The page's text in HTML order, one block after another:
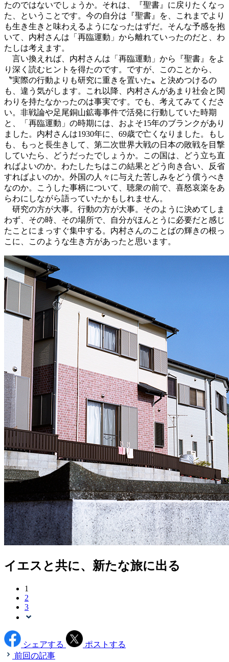
たのではないでしょうか。それは、『聖書』に戻りたくなっ
た、ということです。今の自分は『聖書』を、これまでより
も生き生きと味わえるようになったはずだ。そんな予感を抱
いて、内村さんは「再臨運動」から離れていったのだと、わ
たしは考えます。
言い換えれば、内村さんは「再臨運動」から『聖書』をよ
り深く読むヒントを得たのです。ですが、このことから、
〝実際の行動よりも研究に重きを置いた〟と決めつけるの
も、違う気がします。これ以降、内村さんがあまり社会と関
わりを持たなかったのは事実です。でも、考えてみてくださ
い。非戦論や足尾銅山鉱毒事件で活発に行動していた時期
と、「再臨運動」の時期には、およそ15年のブランクがあり
ました。内村さんは1930年に、69歳で亡くなりました。もし
も、もっと長生きして、第二次世界大戦の日本の敗戦を目撃
していたら、どうだったでしょうか。この国は、どう立ち直
ればよいのか。わたしたちはこの結果とどう向き合い、反省
すればよいのか。外国の人々に与えた苦しみをどう償うべき
なのか。こうした事柄について、聴衆の前で、喜怒哀楽をあ
らわにしながら語っていたかもしれません。
研究の方が大事。行動の方が大事。そのように決めてしま
わず、その時、その場所で、自分がほんとうに必要だと感じ
たことにまっすぐ集中する。内村さんのことばの輝きの根っ
こに、このような生き方があったと思います。
イエスと共に、新たな旅に出る
1
2
3
シェアする
ポストする
前回の記事